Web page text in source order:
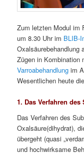
Zum letzten Modul im
um 8.30 Uhr im BLIB-
Oxalsäurebehandlung
Zügen in Kombination
Varroabehandlung im
Wesentlichen heute
1. Das Verfahren
Das Verfahren des
Oxalsäure(dihydrat),
übergeht (quasi
und hochwirksame